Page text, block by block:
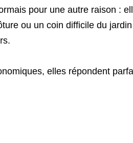
pour une autre raison :
ou un coin difficile du
elles répondent